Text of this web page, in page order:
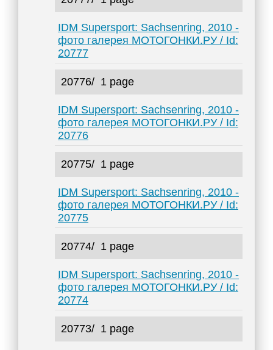
IDM Supersport: Sachsenring, 2010 -
фото галерея МОТОГОНКИ.РУ / Id:
20777
20776/ 1 page
IDM Supersport: Sachsenring, 2010 -
фото галерея МОТОГОНКИ.РУ / Id:
20776
20775/ 1 page
IDM Supersport: Sachsenring, 2010 -
фото галерея МОТОГОНКИ.РУ / Id:
20775
20774/ 1 page
IDM Supersport: Sachsenring, 2010 -
фото галерея МОТОГОНКИ.РУ / Id:
20774
20773/ 1 page